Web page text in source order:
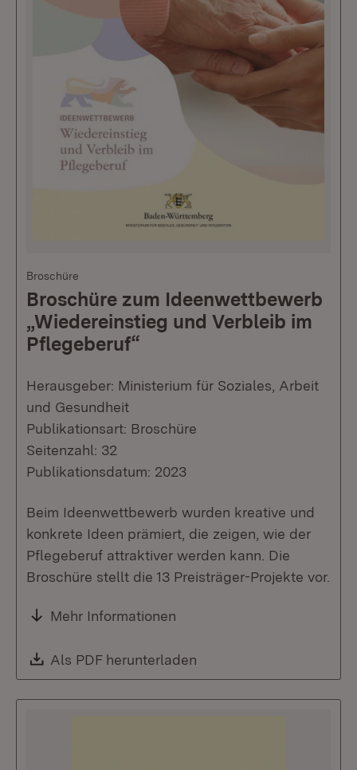
Broschüre
Broschüre zum Ideenwettbewerb
„Wiedereinstieg und Verbleib im
Pflegeberuf“
Herausgeber: Ministerium für Soziales, Arbeit
und Gesundheit
Publikationsart: Broschüre
Seitenzahl: 32
Publikationsdatum: 2023
Beim Ideenwettbewerb wurden kreative und
konkrete Ideen prämiert, die zeigen, wie der
Pflegeberuf attraktiver werden kann. Die
Broschüre stellt die 13 Preisträger-Projekte vor.
Mehr Informationen
Download:
Als PDF herunterladen